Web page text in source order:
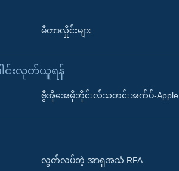
မီတာလှိုင်းများ
င်းလုတ်ယူရန်
ဗွီအိုအေမိုဘိုင်းလ်သတင်းအက်ပ်-Apple
လွတ်လပ်တဲ့ အာရှအသံ RFA